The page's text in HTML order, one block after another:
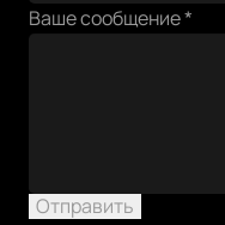
Ваше сообщение*
Отправить